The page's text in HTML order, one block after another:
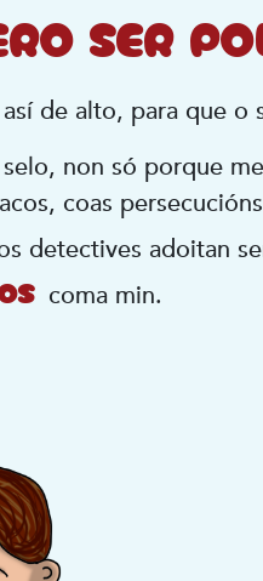
SER
de alto, para que o
non só porque
coas
detectives adoitan
coma min.